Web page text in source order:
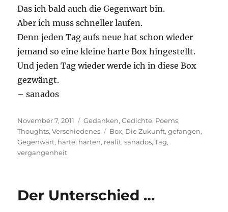
Das ich bald auch die Gegenwart bin.
Aber ich muss schneller laufen.
Denn jeden Tag aufs neue hat schon wieder
jemand so eine kleine harte Box hingestellt.
Und jeden Tag wieder werde ich in diese Box
gezwängt.
– sanados
Posted
on
November 7, 2011 Categories
Gedanken,Gedichte, Poems,
Thoughts,Verschiedenes Tags
Box, Die Zukunft,gefangen,
Gegenwart, harte, harten, realit,sanados,Tag,
vergangenheit
Der Unterschied …